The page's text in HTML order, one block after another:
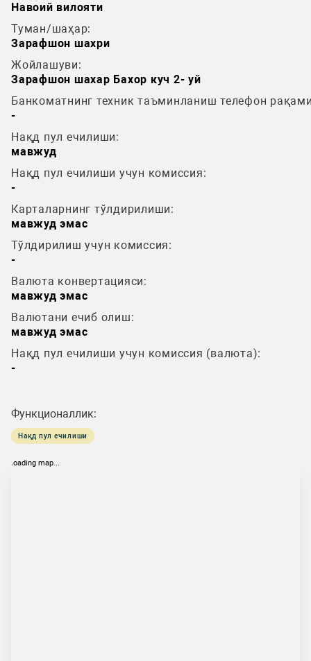
Навоий вилояти
Туман/шаҳар:
Зарафшон шахри
Жойлашуви:
Зарафшон шахар Бахор куч 2- уй
Банкоматнинг техник таъминланиш телефон
-
Нақд пул ечилиши:
мавжуд
Нақд пул ечилиши учун комиссия:
-
Карталарнинг тўлдирилиши:
мавжуд эмас
Тўлдирилиш учун комиссия:
-
Валюта конвертацияси:
мавжуд эмас
Валютани ечиб олиш:
мавжуд эмас
Нақд пул ечилиши учун комиссия (валюта):
-
Функционаллик:
Нақд пул ечилиши
loading map...